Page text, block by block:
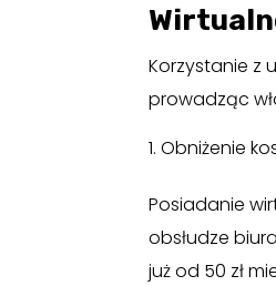
Korzystanie z
prowadząc
Obniżenie
Posiadanie
obsłudze
już od 50 zł